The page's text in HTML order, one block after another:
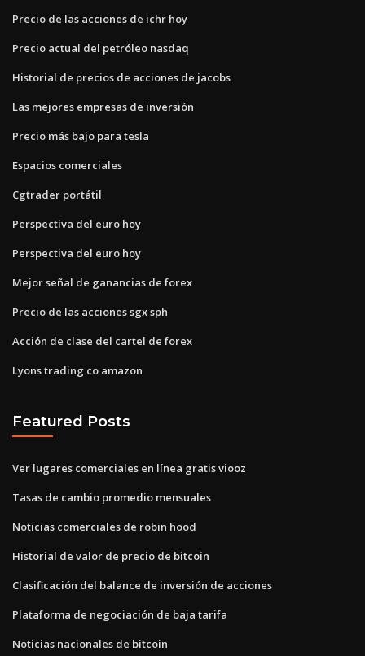
Precio de las acciones de ichr hoy
Precio actual del petróleo nasdaq
Historial de precios de acciones de jacobs
Las mejores empresas de inversión
Precio más bajo para tesla
Espacios comerciales
Cgtrader portátil
Perspectiva del euro hoy
Perspectiva del euro hoy
Mejor señal de ganancias de forex
Precio de las acciones sgx sph
Acción de clase del cartel de forex
Lyons trading co amazon
Featured Posts
Ver lugares comerciales en línea gratis viooz
Tasas de cambio promedio mensuales
Noticias comerciales de robin hood
Historial de valor de precio de bitcoin
Clasificación del balance de inversión de acciones
Plataforma de negociación de baja tarifa
Noticias nacionales de bitcoin